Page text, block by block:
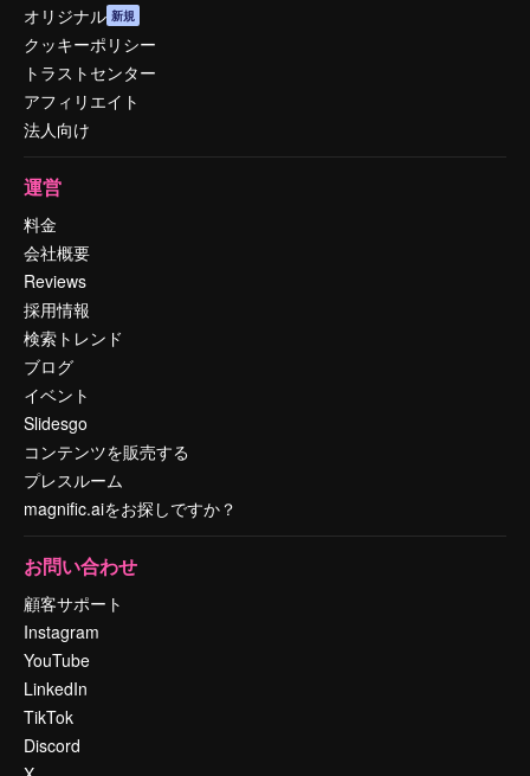
オリジナル 新規
クッキーポリシー
トラストセンター
アフィリエイト
法人向け
運営
料金
会社概要
Reviews
採用情報
検索トレンド
ブログ
イベント
Slidesgo
コンテンツを販売する
プレスルーム
magnific.aiをお探しですか？
お問い合わせ
顧客サポート
Instagram
YouTube
LinkedIn
TikTok
Discord